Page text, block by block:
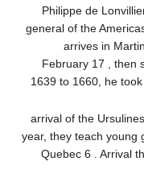
- Philippe de
general of the
arrives in
February 17 , then
1639 to 1660, he
- arrival of the
year, they teach young
Quebec 6 . Arrival